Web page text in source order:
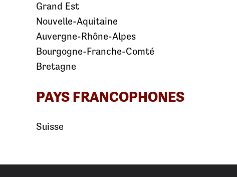
Grand Est
Nouvelle-Aquitaine
Auvergne-Rhône-Alpes
Bourgogne-Franche-Comté
Bretagne
PAYS FRANCOPHONES
Suisse